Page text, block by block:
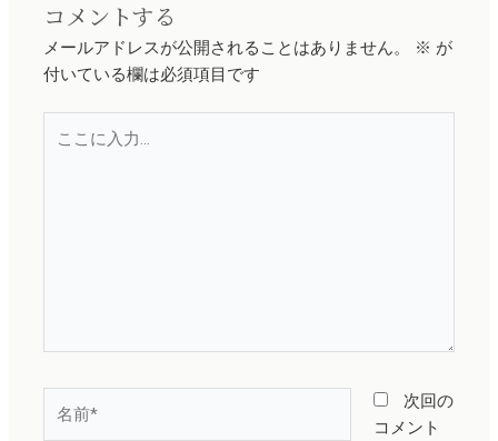
コメントする
メールアドレスが公開されることはありません。 ※ が
付いている欄は必須項目です
こ
次回の
コメント